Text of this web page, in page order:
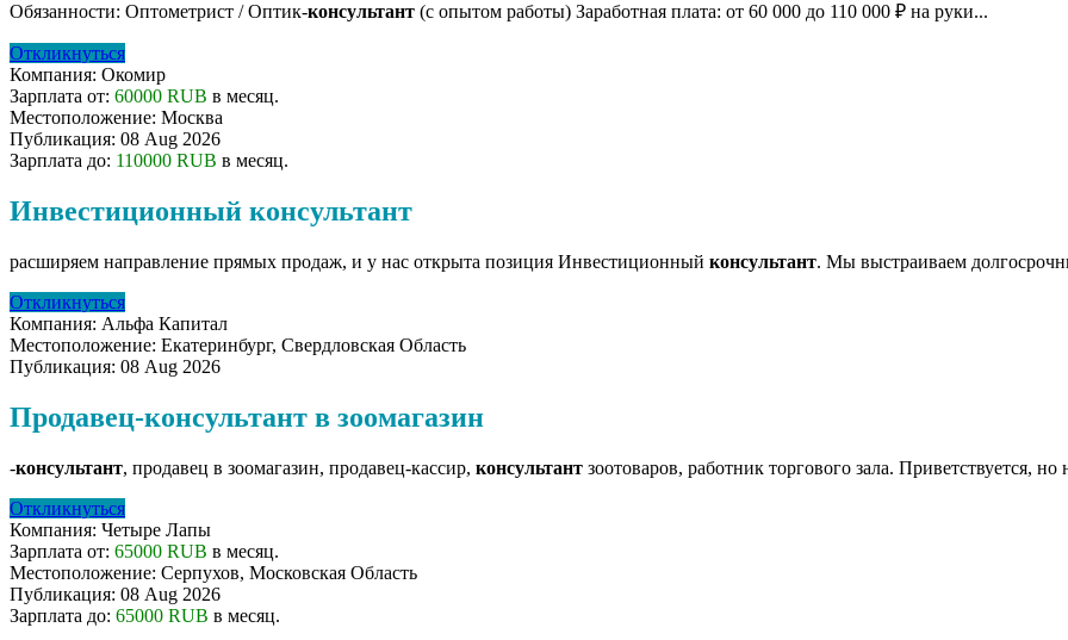
Обязанности: Оптометрист / Оптик-консультант (с опытом работы) Заработная плата: от 60 000 до 110 000 ₽ на руки...
Откликнуться
Компания: Окомир
Зарплата от: 60000 RUB в месяц.
Местоположение: Москва
Публикация: 08 Aug 2026
Зарплата до: 110000 RUB в месяц.
Инвестиционный консультант
расширяем направление прямых продаж, и у нас открыта позиция Инвестиционный консультант. Мы выстраиваем
Откликнуться
Компания: Альфа Капитал
Местоположение: Екатеринбург, Свердловская Область
Публикация: 08 Aug 2026
Продавец-консультант в зоомагазин
-консультант, продавец в зоомагазин, продавец-кассир, консультант зоотоваров, работник торгового зала. Приветствуется, но
Откликнуться
Компания: Четыре Лапы
Зарплата от: 65000 RUB в месяц.
Местоположение: Серпухов, Московская Область
Публикация: 08 Aug 2026
Зарплата до: 65000 RUB в месяц.